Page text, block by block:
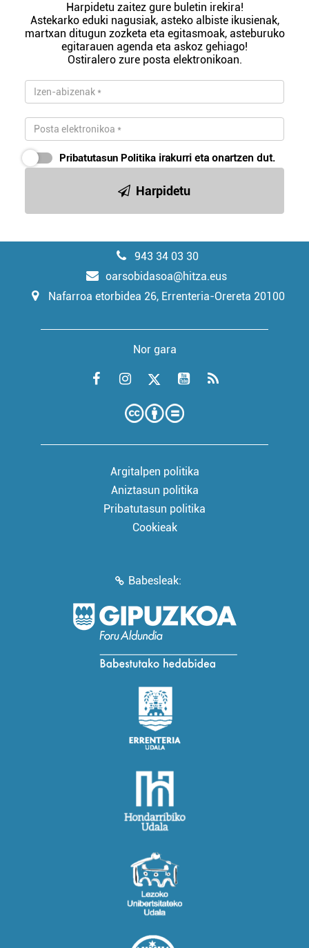
Harpidetu zaitez gure buletin irekira!
Astekarko eduki nagusiak, asteko albiste ikusienak,
martxan ditugun zozketa eta egitasmoak, asteburuko
egitarauen agenda eta askoz gehiago!
Ostiralero zure posta elektronikoan.
Pribatutasun Politika irakurri eta onartzen dut.
Harpidetu
943 34 03 30
oarsobidasoa@hitza.eus
Nafarroa etorbidea 26, Errenteria-Orereta 20100
Nor gara
Argitalpen politika
Aniztasun politika
Pribatutasun politika
Cookieak
Babesleak: